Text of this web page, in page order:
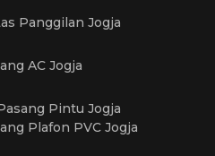
Panggilan Jogja
AC Jogja
Pintu Jogja
Plafon PVC Jogja